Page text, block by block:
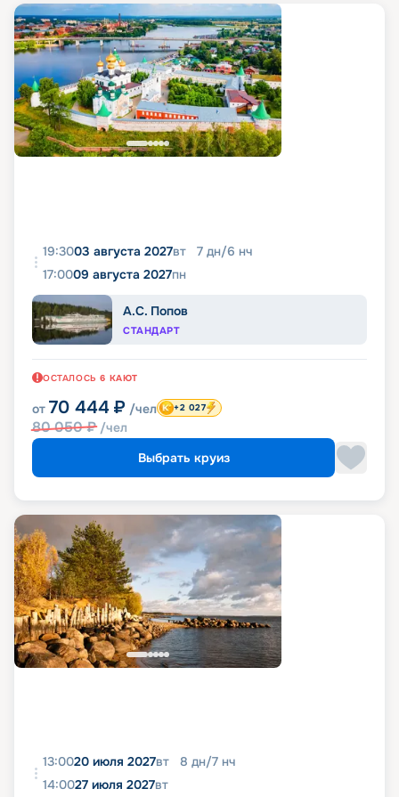
19:3003 августа 2027вт 7 дн/6 нч
17:0009 августа 2027пн
А.С. Попов
СТАНДАРТ
ОСТАЛОСЬ 6 КАЮТ
от 70 444 ₽ /чел
80 050₽ /чел
+2 027
Выбрать круиз
13:0020 июля 2027вт 8 дн/7 нч
14:0027 июля 2027вт